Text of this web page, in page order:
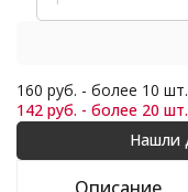
160 руб. - более 10 шт.
142 руб. - более 20 шт.